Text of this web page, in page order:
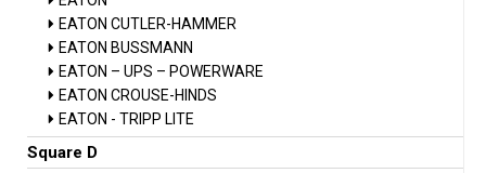
EATON CUTLER-HAMMER
EATON BUSSMANN
EATON – UPS – POWERWARE
EATON CROUSE-HINDS
EATON - TRIPP LITE
Square D